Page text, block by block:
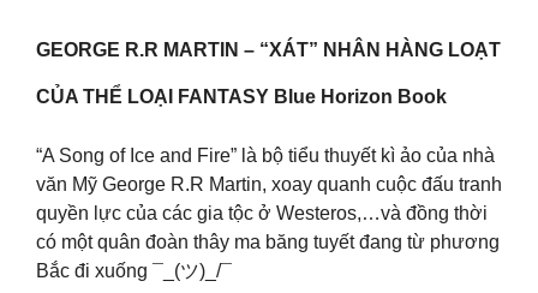
GEORGE R.R MARTIN – “XÁT” NHÂN HÀNG LOẠT
CỦA THỂ LOẠI FANTASY Blue Horizon Book
“A Song of Ice and Fire” là bộ tiểu thuyết kì ảo của nhà
văn Mỹ George R.R Martin, xoay quanh cuộc đấu tranh
quyền lực của các gia tộc ở Westeros,…và đồng thời
có một quân đoàn thây ma băng tuyết đang từ phương
Bắc đi xuống ¯_(ツ)_/¯